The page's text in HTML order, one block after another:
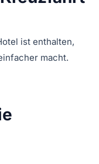
ist enthalten,
macht.